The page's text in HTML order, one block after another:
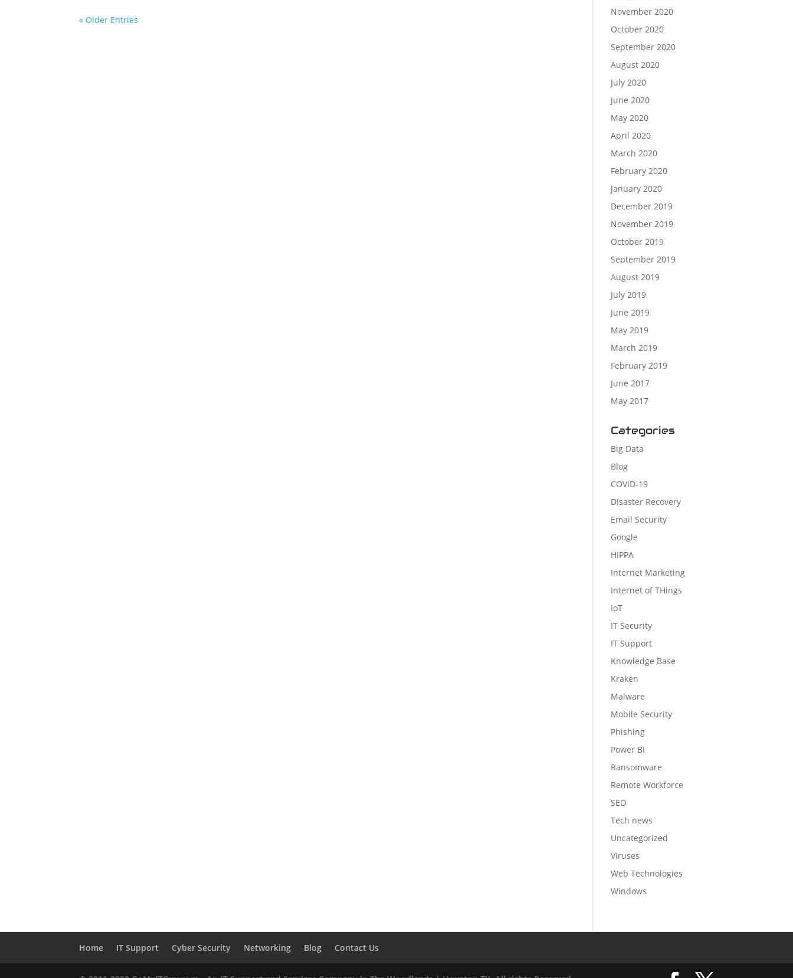
« Older Entries
November 2020
October 2020
September 2020
August 2020
July 2020
June 2020
May 2020
April 2020
March 2020
February 2020
January 2020
December 2019
November 2019
October 2019
September 2019
August 2019
July 2019
June 2019
May 2019
March 2019
February 2019
June 2017
May 2017
Categories
Big Data
Blog
COVID-19
Disaster Recovery
Email Security
Google
HIPPA
Internet Marketing
Internet of THings
IoT
IT Security
IT Support
Knowledge Base
Kraken
Malware
Mobile Security
Phishing
Power Bi
Ransomware
Remote Workforce
SEO
Tech news
Uncategorized
Viruses
Web Technologies
Windows
Home IT Support Cyber Security Networking Blog Contact Us